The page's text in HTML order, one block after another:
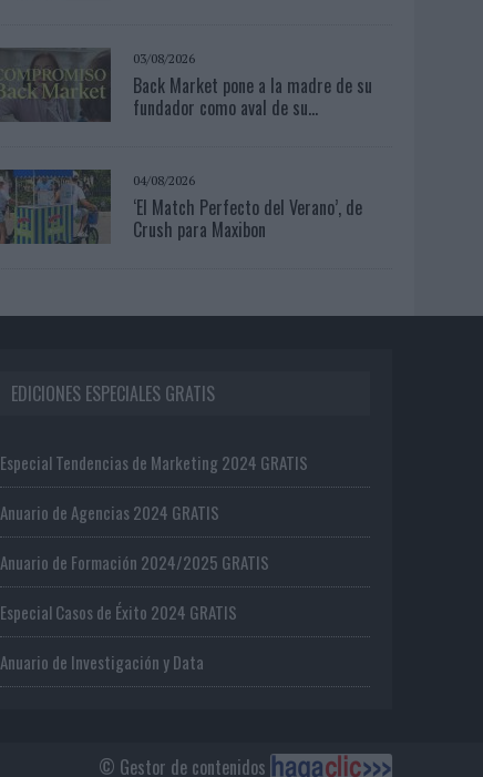
03/08/2026
Back Market pone a la madre de su
fundador como aval de su...
04/08/2026
‘El Match Perfecto del Verano’, de
Crush para Maxibon
EDICIONES ESPECIALES GRATIS
Especial Tendencias de Marketing 2024 GRATIS
Anuario de Agencias 2024 GRATIS
Anuario de Formación 2024/2025 GRATIS
Especial Casos de Éxito 2024 GRATIS
Anuario de Investigación y Data
© Gestor de contenidos